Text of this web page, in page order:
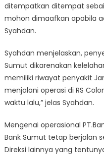
ditempatkan ditempat
mohon dimaafkan apabila
Syahdan.
Syahdan menjelaskan,
Sumut dikarenakan
memiliki riwayat penyakit
menjalani operasi di RS
waktu lalu,” jelas Syahdan.
Mengenai operasional
Bank Sumut tetap berjalan
Direksi lainnya yang